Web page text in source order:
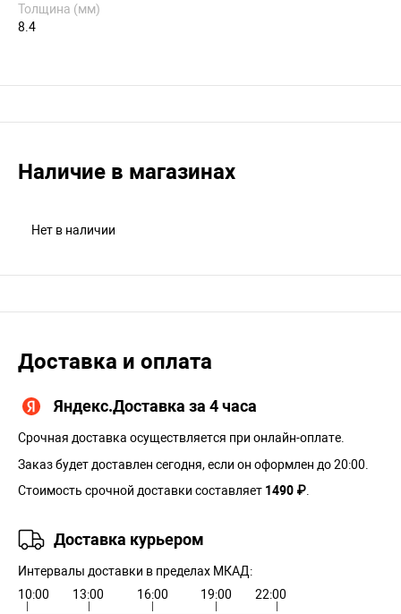
Толщина (мм)
8.4
Наличие в магазинах
Нет в наличии
Доставка и оплата
Яндекс.Доставка за 4 часа
Срочная доставка осуществляется при онлайн-оплате.
Заказ будет доставлен сегодня, если он оформлен до 20:00.
Стоимость срочной доставки составляет 1490 ₽
Доставка курьером
Интервалы доставки в пределах МКАД:
10:00
13:00 16:00 19:00 22:00